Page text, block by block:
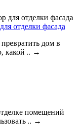
отделки фасада
дом в
какой .. →
помещений
.. →